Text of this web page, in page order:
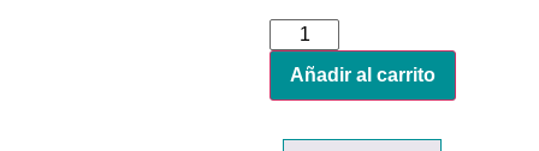
Añadir al carrito